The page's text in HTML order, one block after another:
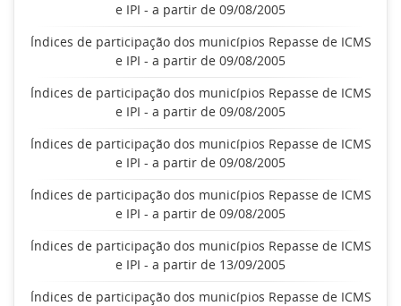
e IPI - a partir de 09/08/2005
Índices de participação dos municípios Repasse de ICMS
e IPI - a partir de 09/08/2005
Índices de participação dos municípios Repasse de ICMS
e IPI - a partir de 09/08/2005
Índices de participação dos municípios Repasse de ICMS
e IPI - a partir de 09/08/2005
Índices de participação dos municípios Repasse de ICMS
e IPI - a partir de 09/08/2005
Índices de participação dos municípios Repasse de ICMS
e IPI - a partir de 13/09/2005
Índices de participação dos municípios Repasse de ICMS